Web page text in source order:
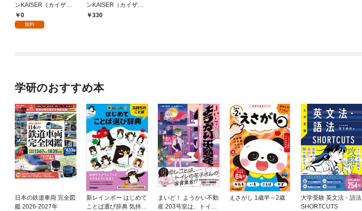
ンKAISER（カイザ
ー）vol.1無料ダイジェ
スト版 1 ドイツ降臨。
0
無料
ンKAISER（カイザ
ー）vol.1 ドイツ降
330
学研のおすすめ本
日本の鉄道車両 完全図
鑑 2026-2027年
新レインボー はじめて
ことば選び辞典 気持ち
まいど！ ようかい不動
産 203号室は、トイレ
えさがし 1歳半～2歳
大学受験 英文法・語法
SHORTCUTS